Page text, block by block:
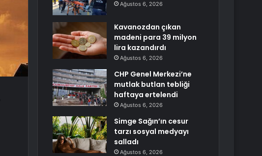
Ağustos 6, 2026
Kavanozdan çıkan
madeni para 39 milyon
lira kazandırdı
Ağustos 6, 2026
CHP Genel Merkezi’ne
mutlak butlan tebliği
haftaya ertelendi
Ağustos 6, 2026
Simge Sağın’ın cesur
tarzı sosyal medyayı
salladı
Ağustos 6, 2026